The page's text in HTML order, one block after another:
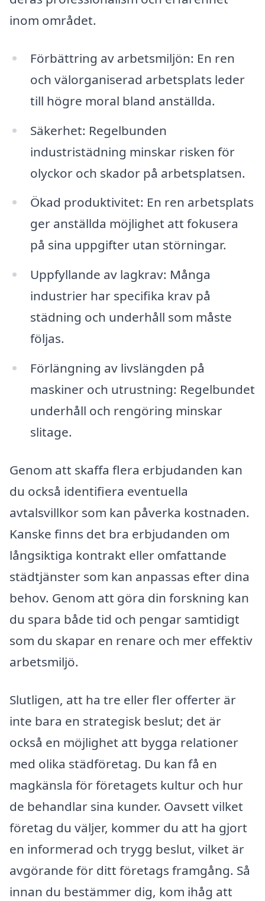
inom området.
Förbättring av arbetsmiljön: En ren
och välorganiserad arbetsplats leder
till högre moral bland anställda.
Säkerhet: Regelbunden
industristädning minskar risken för
olyckor och skador på arbetsplatsen.
Ökad produktivitet: En ren arbetsplats
ger anställda möjlighet att fokusera
på sina uppgifter utan störningar.
Uppfyllande av lagkrav: Många
industrier har specifika krav på
städning och underhåll som måste
följas.
Förlängning av livslängden på
maskiner och utrustning: Regelbundet
underhåll och rengöring minskar
slitage.
Genom att skaffa flera erbjudanden kan
du också identifiera eventuella
avtalsvillkor som kan påverka kostnaden.
Kanske finns det bra erbjudanden om
långsiktiga kontrakt eller omfattande
städtjänster som kan anpassas efter dina
behov. Genom att göra din forskning kan
du spara både tid och pengar samtidigt
som du skapar en renare och mer effektiv
arbetsmiljö.
Slutligen, att ha tre eller fler offerter är
inte bara en strategisk beslut; det är
också en möjlighet att bygga relationer
med olika städföretag. Du kan få en
magkänsla för företagets kultur och hur
de behandlar sina kunder. Oavsett vilket
företag du väljer, kommer du att ha gjort
en informerad och trygg beslut, vilket är
avgörande för ditt företags framgång. Så
innan du bestämmer dig, kom ihåg att